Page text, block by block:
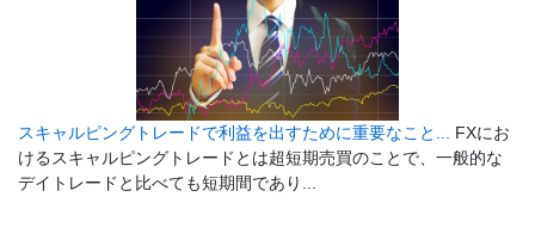
スキャルピングトレードで利益を出すために重要なこと...
FXにお
けるスキャルピングトレードとは超短期売買のことで、一般的な
デイトレードと比べても短期間であり...